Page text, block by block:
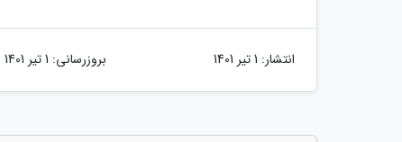
انتشار: 1 تیر 1401 بروزرسانی: 1 تیر 1401